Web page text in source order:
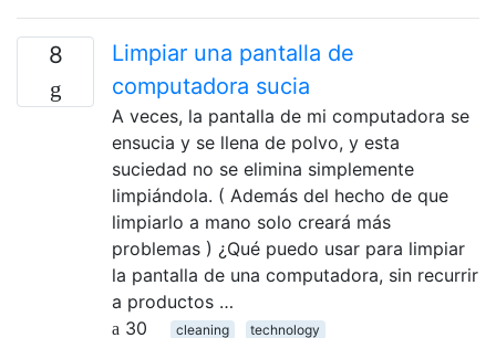
8
Limpiar una pantalla de
computadora sucia
A veces, la pantalla de mi computadora se
ensucia y se llena de polvo, y esta
suciedad no se elimina simplemente
limpiándola. ( Además del hecho de que
limpiarlo a mano solo creará más
problemas ) ¿Qué puedo usar para limpiar
la pantalla de una computadora, sin recurrir
a productos …
30
cleaning technology